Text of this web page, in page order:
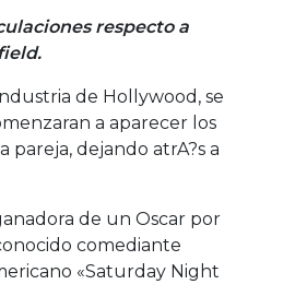
respecto a
de Hollywood, se
a aparecer los
dejando atrA?s a
de un Oscar por
comediante
«Saturday Night